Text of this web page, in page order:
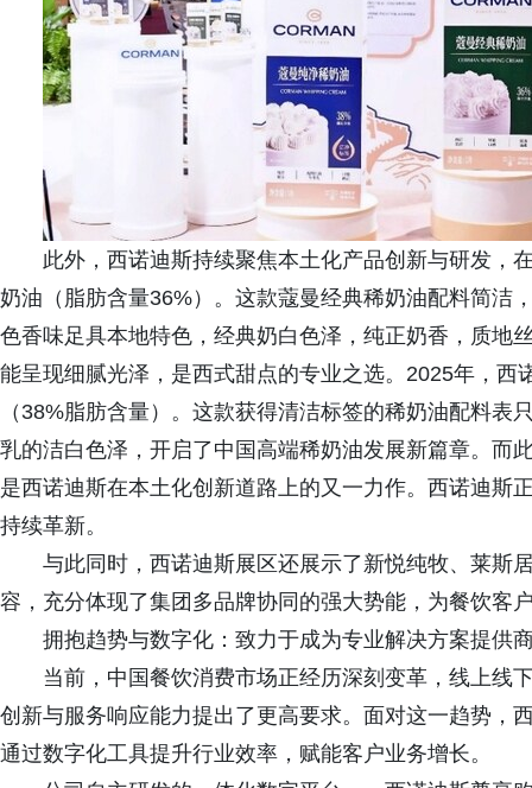
此外，西诺迪斯持续聚焦本土化产品创新与研发
奶油（脂肪含量36%）。这款蔻曼经典稀奶油配料简洁
色香味足具本地特色，经典奶白色泽，纯正奶香，质地
能呈现细腻光泽，是西式甜点的专业之选。2025年，
（38%脂肪含量）。这款获得清洁标签的稀奶油配料
乳的洁白色泽，开启了中国高端稀奶油发展新篇章。而
是西诺迪斯在本土化创新道路上的又一力作。西诺迪斯
持续革新。
与此同时，西诺迪斯展区还展示了新悦纯牧、莱斯
容，充分体现了集团多品牌协同的强大势能，为餐饮客
拥抱趋势与数字化：致力于成为专业解决方案提供
当前，中国餐饮消费市场正经历深刻变革，线上线
创新与服务响应能力提出了更高要求。面对这一趋势，
通过数字化工具提升行业效率，赋能客户业务增长。